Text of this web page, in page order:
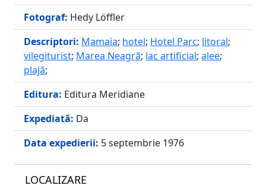
Fotograf: Hedy Löffler
Descriptori: Mamaia; hotel; Hotel Parc; litoral;
vilegiturist; Marea Neagră; lac artificial; alee;
plajă;
Editura: Editura Meridiane
Expediată: Da
Data expedierii: 5 septembrie 1976
LOCALIZARE